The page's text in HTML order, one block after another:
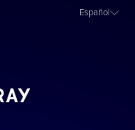
Español